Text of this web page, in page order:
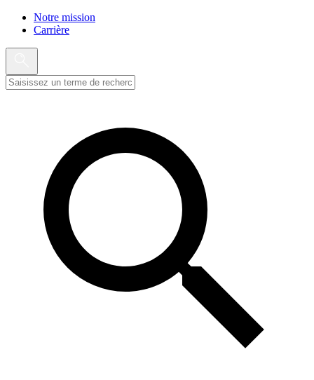
Notre mission
Carrière